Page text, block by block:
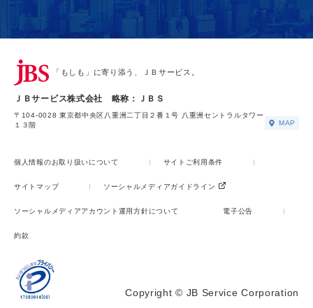
「もしも」に寄り添う、ＪＢサービス。
ＪＢサービス株式会社 略称：ＪＢＳ
〒104-0028 東京都中央区八重洲二丁目２番１号 八重洲セントラルタワー
１３階
MAP
個人情報のお取り扱いについて サイトご利用条件
サイトマップ ソーシャルメディアガイドライン
ソーシャルメディアアカウント運用方針について 電子公告
約款
Copyright © JB Service Corporation